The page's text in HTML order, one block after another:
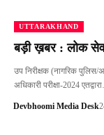
UTTARAKHAND
बड़ी ख़बर : लोक
उप निरीक्षक (नागरिक
अधिकारी परीक्षा-2024
Devbhoomi Media Desk